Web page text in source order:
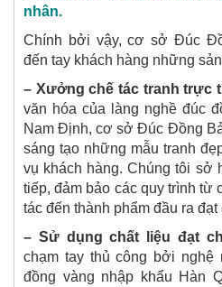
nhân.
Chính bởi vậy, cơ sở Đúc
đến tay khách hàng những
– Xưởng chế tác tranh trực
văn hóa của làng nghề đúc
Nam Định, cơ sở Đúc Đồng
sáng tạo những mẫu tranh
vụ khách hàng. Chúng tôi sở
tiếp, đảm bảo các quy trình từ
tác đến thành phẩm đầu ra đạt
– Sử dụng chất liệu đạt
chạm tay thủ công bởi nghệ
đồng vàng nhập khẩu Hàn